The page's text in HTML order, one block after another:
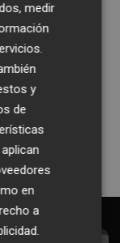
de
medir
y
de
en
a
.